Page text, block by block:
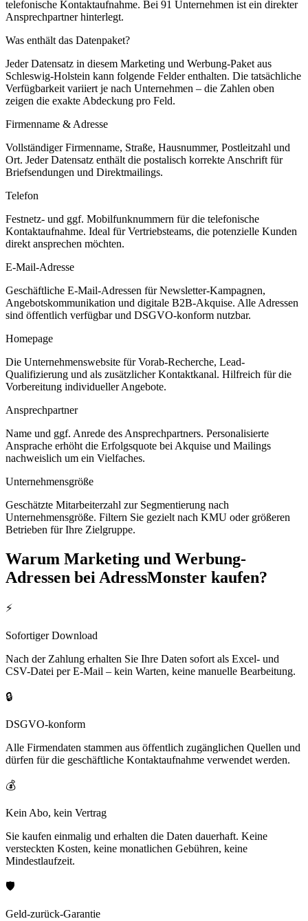
telefonische Kontaktaufnahme. Bei 91 Unternehmen ist ein direkter
Ansprechpartner hinterlegt.
Was enthält das Datenpaket?
Jeder Datensatz in diesem Marketing und Werbung-Paket aus
Schleswig-Holstein kann folgende Felder enthalten. Die tatsächliche
Verfügbarkeit variiert je nach Unternehmen – die Zahlen oben
zeigen die exakte Abdeckung pro Feld.
Firmenname & Adresse
Vollständiger Firmenname, Straße, Hausnummer, Postleitzahl und
Ort. Jeder Datensatz enthält die postalisch korrekte Anschrift für
Briefsendungen und Direktmailings.
Telefon
Festnetz- und ggf. Mobilfunknummern für die telefonische
Kontaktaufnahme. Ideal für Vertriebsteams, die potenzielle Kunden
direkt ansprechen möchten.
E-Mail-Adresse
Geschäftliche E-Mail-Adressen für Newsletter-Kampagnen,
Angebotskommunikation und digitale B2B-Akquise. Alle Adressen
sind öffentlich verfügbar und DSGVO-konform nutzbar.
Homepage
Die Unternehmenswebsite für Vorab-Recherche, Lead-
Qualifizierung und als zusätzlicher Kontaktkanal. Hilfreich für die
Vorbereitung individueller Angebote.
Ansprechpartner
Name und ggf. Anrede des Ansprechpartners. Personalisierte
Ansprache erhöht die Erfolgsquote bei Akquise und Mailings
nachweislich um ein Vielfaches.
Unternehmensgröße
Geschätzte Mitarbeiterzahl zur Segmentierung nach
Unternehmensgröße. Filtern Sie gezielt nach KMU oder größeren
Betrieben für Ihre Zielgruppe.
Warum Marketing und Werbung-
Adressen bei AdressMonster kaufen?
⚡
Sofortiger Download
Nach der Zahlung erhalten Sie Ihre Daten sofort als Excel- und
CSV-Datei per E-Mail – kein Warten, keine manuelle Bearbeitung.
🔒
DSGVO-konform
Alle Firmendaten stammen aus öffentlich zugänglichen Quellen und
dürfen für die geschäftliche Kontaktaufnahme verwendet werden.
💰
Kein Abo, kein Vertrag
Sie kaufen einmalig und erhalten die Daten dauerhaft. Keine
versteckten Kosten, keine monatlichen Gebühren, keine
Mindestlaufzeit.
🛡️
Geld-zurück-Garantie